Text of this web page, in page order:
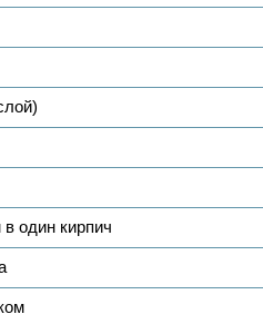
один кирпич